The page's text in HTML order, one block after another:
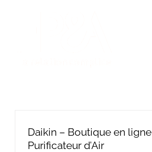
Daikin – Boutique en ligne
Purificateur d’Air